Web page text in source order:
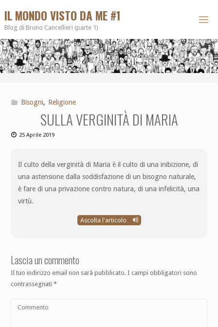
IL MONDO VISTO DA ME #1
Blog di Bruno Cancellieri (parte 1)
Bisogni, Religione
SULLA VERGINITÀ DI MARIA
25 Aprile 2019
Il culto della verginità di Maria è il culto di una inibizione, di
una astensione dalla soddisfazione di un bisogno naturale,
è fare di una privazione contro natura, di una infelicità, una
virtù.
Ascolta l'articolo
Lascia un commento
Il tuo indirizzo email non sarà pubblicato. I campi obbligatori sono
contrassegnati*